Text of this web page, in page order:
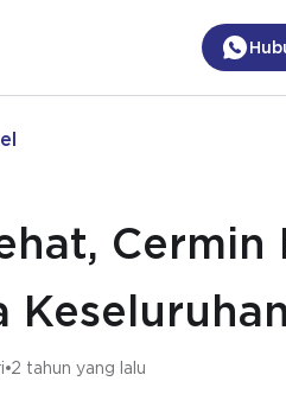
Cermin
Keseluruhan
2 tahun yang lalu